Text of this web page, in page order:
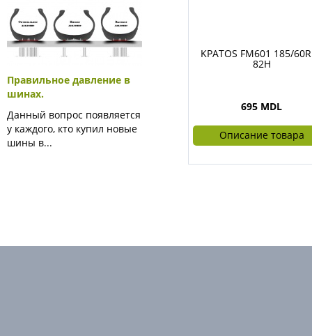
Правильное давление в
шинах.
Данный вопрос появляется
у каждого, кто купил новые
шины в...
KPATOS FM601 185/
82H
695 MDL
Описание товара